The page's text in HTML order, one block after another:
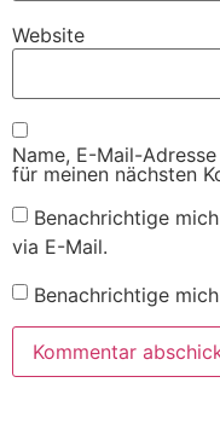
Website
Name, E-Mail-
für meinen nächsten
Benachrichtige
via E-Mail.
Benachrichtige